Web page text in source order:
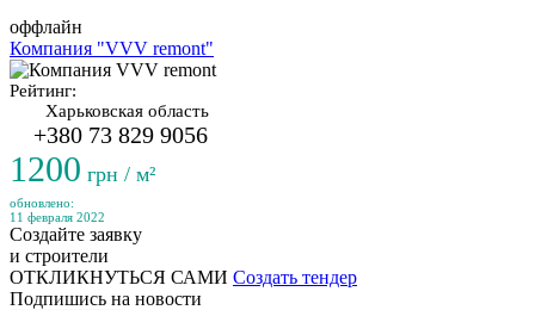
оффлайн
Компания "VVV remont"
Рейтинг:
Харьковская область
+380 73 829 9056
1200 грн / м²
обновлено:
11 февраля 2022
Создайте заявку
и строители
ОТКЛИКНУТЬСЯ САМИ Создать тендер
Подпишись на новости